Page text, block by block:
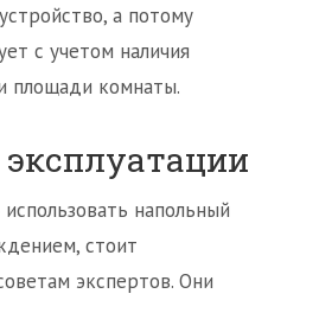
а потому
с учетом наличия
площади комнаты.
напольный
стоит
экспертов. Они